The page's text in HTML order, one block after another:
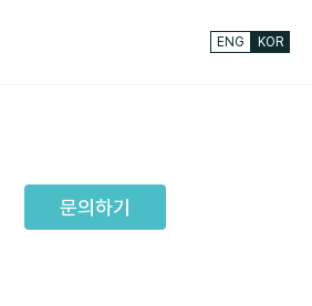
ENG KOR
문의하기